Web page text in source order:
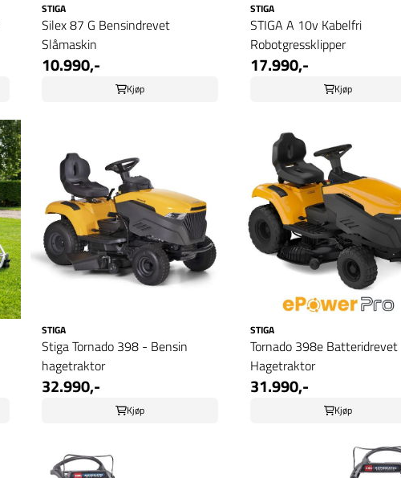
STIGA
Silex 87 G Bensindrevet
Slåmaskin
10.990,-
Kjøp
STIGA
STIGA A 10v Kabelfri
Robotgressklipper
17.990,-
Kjøp
STIGA
Stiga Tornado 398 - Bensin
hagetraktor
32.990,-
Kjøp
STIGA
Tornado 398e Batteridrevet
Hagetraktor
31.990,-
Kjøp